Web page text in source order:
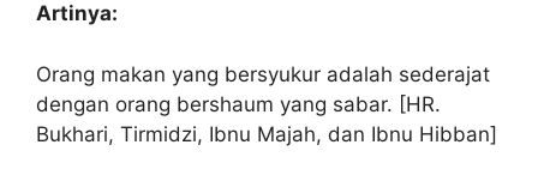
Artinya:
Orang makan yang bersyukur adalah sederajat
dengan orang bershaum yang sabar. [HR.
Bukhari, Tirmidzi, Ibnu Majah, dan Ibnu Hibban]